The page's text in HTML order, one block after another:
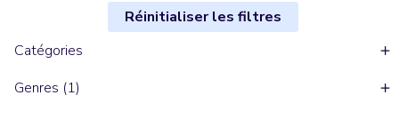
Réinitialiser les filtres
Catégories
Genres (1)